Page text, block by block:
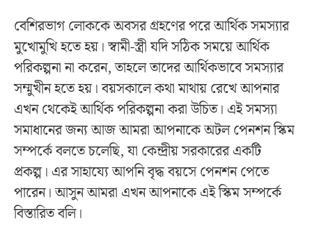
বেশিরভাগ লোককে অবসর গ্রহণের পরে আর্থিক সমস্যার
মুখোমুখি হতে হয়। স্বামী-স্ত্রী যদি সঠিক সময়ে আর্থিক
পরিকল্পনা না করেন, তাহলে তাদের আর্থিকভাবে সমস্যার
সম্মুখীন হতে হয়। বয়সকালে কথা মাথায় রেখে আপনার
এখন থেকেই আর্থিক পরিকল্পনা করা উচিত। এই সমস্যা
সমাধানের জন্য আজ আমরা আপনাকে অটল পেনশন স্কিম
সম্পর্কে বলতে চলেছি, যা কেন্দ্রীয় সরকারের একটি
প্রকল্প। এর সাহায্যে আপনি বৃদ্ধ বয়সে পেনশন পেতে
পারেন। আসুন আমরা এখন আপনাকে এই স্কিম সম্পর্কে
বিস্তারিত বলি।